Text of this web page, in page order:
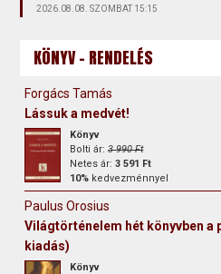
2026.08.08. SZOMBAT 15:15
KÖNYV - RENDELÉS
Forgács Tamás
Lássuk a medvét!
Könyv
Bolti ár:3 990 Ft
Netes ár:3 591 Ft
10% kedvezménnyel
Paulus Orosius
Világtörténelem hét könyvben a
kiadás)
Könyv